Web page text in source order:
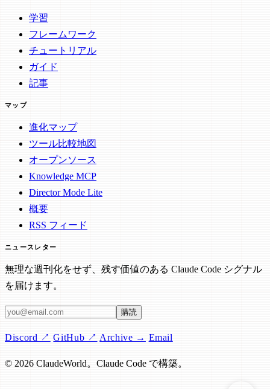
学習
フレームワーク
チュートリアル
ガイド
記事
マップ
進化マップ
ツール比較地図
オープンソース
Knowledge MCP
Director Mode Lite
概要
RSS フィード
ニュースレター
無理な週刊化をせず、残す価値のある Claude Code シグナル
を届けます。
メールアドレス 購読
Discord ↗ GitHub ↗ Archive → Email
© 2026 ClaudeWorld。Claude Code で構築。